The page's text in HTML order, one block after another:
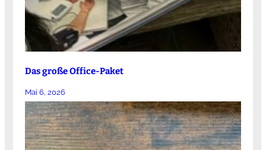
Das große Office-Paket
Mai 6, 2026